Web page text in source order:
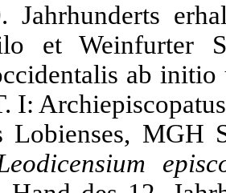
Jahrhunderts
et Weinfurter
ab
I:
Lobienses, MGH